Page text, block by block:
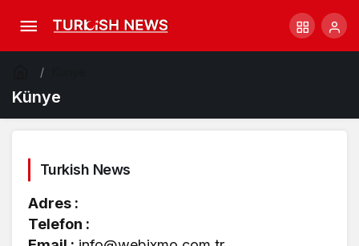
Künye
Turkish News
Adres :
Telefon :